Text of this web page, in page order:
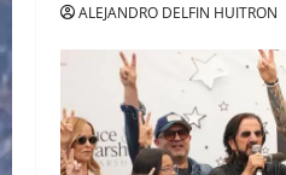
ALEJANDRO DELFIN HUITRON